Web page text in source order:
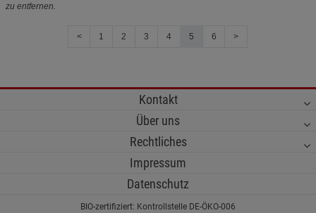
zu entfernen.
< 1 2 3 4 5 6 >
Kontakt
Über uns
Rechtliches
Impressum
Datenschutz
BIO-zertifiziert: Kontrollstelle DE-ÖKO-006